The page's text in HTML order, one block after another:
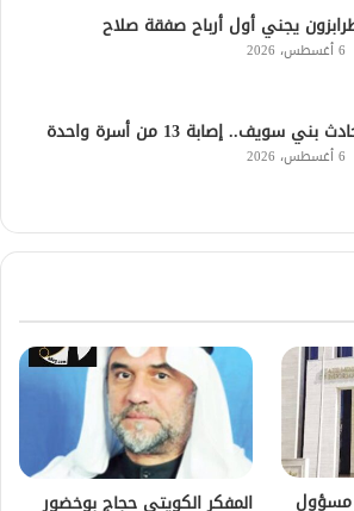
يجني أول أرباح صفقة صلاح
6 أغسطس، 2026
بني سويف.. إصابة 13 من أسرة واحدة
6 أغسطس، 2026
مسؤول المفكر الكويتي حجاج بوخضور